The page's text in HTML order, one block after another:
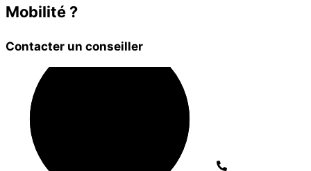
Mobilité ?
Contacter un conseiller